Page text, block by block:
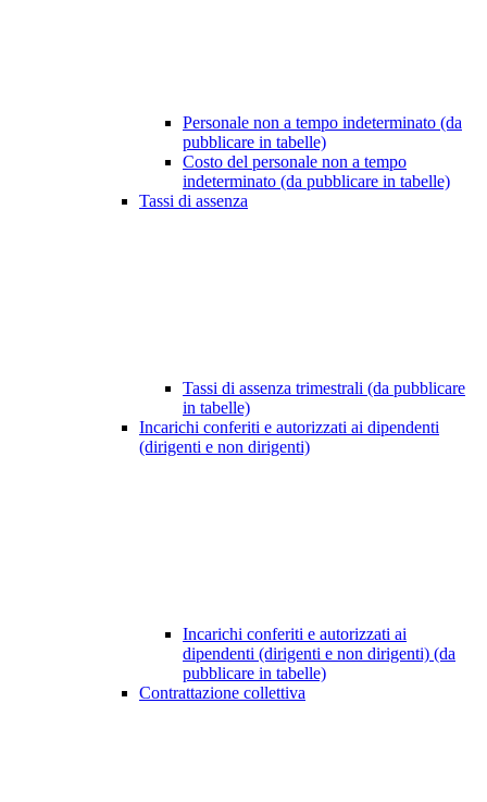
Personale non a tempo indeterminato (da
pubblicare in tabelle)
Costo del personale non a tempo
indeterminato (da pubblicare in tabelle)
Tassi di assenza
Tassi di assenza trimestrali (da pubblicare
in tabelle)
Incarichi conferiti e autorizzati ai dipendenti
(dirigenti e non dirigenti)
Incarichi conferiti e autorizzati ai
dipendenti (dirigenti e non dirigenti) (da
pubblicare in tabelle)
Contrattazione collettiva